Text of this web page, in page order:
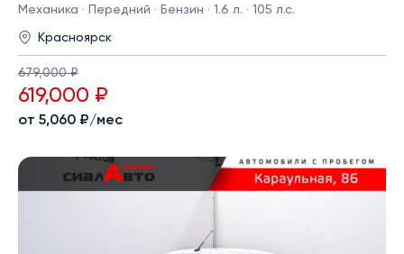
Механика · Передний · Бензин · 1.6 л. · 105 л.с.
Красноярск
679,000 ₽
619,000 ₽
от 5,060 ₽/мес